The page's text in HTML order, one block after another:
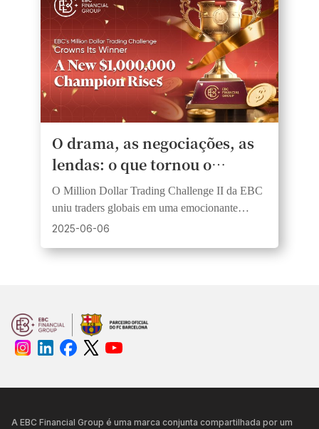
O drama, as negociações, as
lendas: o que tornou o
Million Dollar Trading
Challenge II da EBC
inesquecível
O Million Dollar Trading Challenge II da EBC
uniu traders globais em uma emocionante
competição de habilidade, estratégia e coragem,
2025-06-06
A EBC Financial Group é uma marca conjunta compartilhada por um